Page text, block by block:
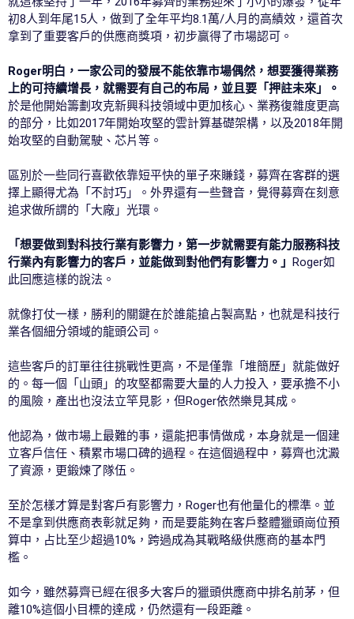
初8人到年尾15人，做到了全年平均8.1萬/人月的高績效，還首次
拿到了重要客戶的供應商獎項，初步贏得了市場認可。
Roger明白，一家公司的發展不能依靠市場偶然，想要獲得業務
上的可持續增長，就需要有自己的布局，並且要「押註未來」。
於是他開始籌劃攻克新興科技領域中更加核心、業務復雜度更高
的部分，比如2017年開始攻堅的雲計算基礎架構，以及2018年開
始攻堅的自動駕駛、芯片等。
區別於一些同行喜歡依靠短平快的單子來賺錢，募齊在客群的選
擇上顯得尤為「不討巧」。外界還有一些聲音，覺得募齊在刻意
追求做所謂的「大廠」光環。
「想要做到對科技行業有影響力，第一步就需要有能力服務科技
行業內有影響力的客戶，並能做到對他們有影響力。」 Roger如
此回應這樣的說法。
就像打仗一樣，勝利的關鍵在於誰能搶占製高點，也就是科技行
業各個細分領域的龍頭公司。
這些客戶的訂單往往挑戰性更高，不是僅靠「堆簡歷」就能做好
的。每一個「山頭」的攻堅都需要大量的人力投入，要承擔不小
的風險，產出也沒法立竿見影，但Roger依然樂見其成。
他認為，做市場上最難的事，還能把事情做成，本身就是一個建
立客戶信任、積累市場口碑的過程。在這個過程中，募齊也沈澱
了資源，更鍛煉了隊伍。
至於怎樣才算是對客戶有影響力，Roger也有他量化的標準。並
不是拿到供應商表彰就足夠，而是要能夠在客戶整體獵頭崗位預
算中，占比至少超過10%，跨過成為其戰略級供應商的基本門
檻。
如今，雖然募齊已經在很多大客戶的獵頭供應商中排名前茅，但
離10%這個小目標的達成，仍然還有一段距離。